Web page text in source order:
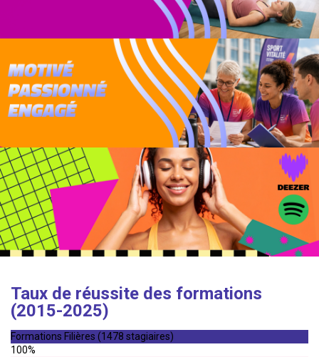
Taux de réussite des formations
(2015-2025)
Formations Filières (1478 stagiaires)
100%